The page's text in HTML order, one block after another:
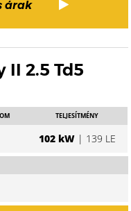
árak
II 2.5 Td5
TELJESÍTMÉNY
102 kW| 139 LE